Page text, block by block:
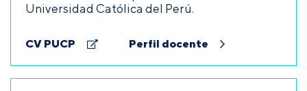
Universidad Católica del Perú.
CV PUCP Perfil docente